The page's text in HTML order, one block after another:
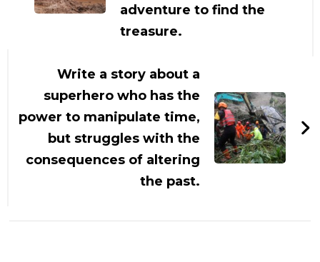
adventure to find the
treasure.
Write a story about a
superhero who has the
power to manipulate time,
but struggles with the
consequences of altering
the past.